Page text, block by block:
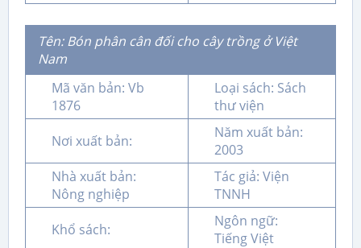
Tên: Bón phân cân đối cho cây trồng ở Việt
Nam
Mã văn bản: Vb
1876
Loại sách: Sách
thư viện
Nơi xuất bản:
Năm xuất bản:
2003
Nhà xuất bản:
Nông nghiệp
Tác giả: Viện
TNNH
Khổ sách:
Ngôn ngữ:
Tiếng Việt